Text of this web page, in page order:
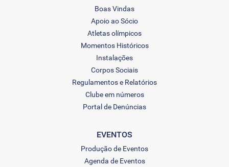
Boas Vindas
Apoio ao Sócio
Atletas olímpicos
Momentos Históricos
Instalações
Corpos Sociais
Regulamentos e Relatórios
Clube em números
Portal de Denúncias
EVENTOS
Produção de Eventos
Agenda de Eventos